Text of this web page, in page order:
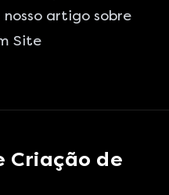
artigo sobre
Site
Criação de